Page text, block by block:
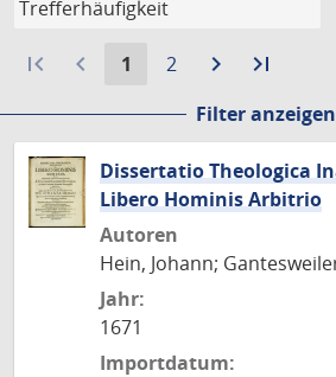
first_page navigate_before
Aktuelle
1
Gehe
Seite
2 navigate_next
Zur
Seite
last_page
Seite
Filter anzeigen
Dissertatio Theologica
Libero Hominis Arbitrio
Autoren
Hein, Johann;
Jahr:
1671
Importdatum: